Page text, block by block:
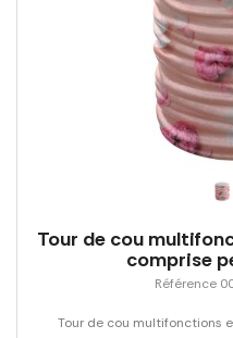
Tour de cou
comprise
Référence
Tour de cou multifonctions